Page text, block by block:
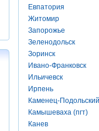
Евпатория
Житомир
Запорожье
Зеленодольск
Зоринск
Ивано-Франковск
Ильичевск
Ирпень
Каменец-Подольский
Камышеваха (пгт)
Канев